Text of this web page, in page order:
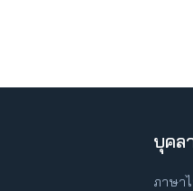
บุคล
ภาษา